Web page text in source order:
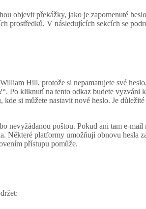
objevit překážky, jako je zapomenuté
prostředků. V následujících sekcích se
Hill, protože si nepamatujete své
Po kliknutí na tento odkaz budete vyzváni
si můžete nastavit nové heslo. Je
poštou. Pokud ani tam e-mail
Některé platformy umožňují obnovu hesla
přístupu pomůže.